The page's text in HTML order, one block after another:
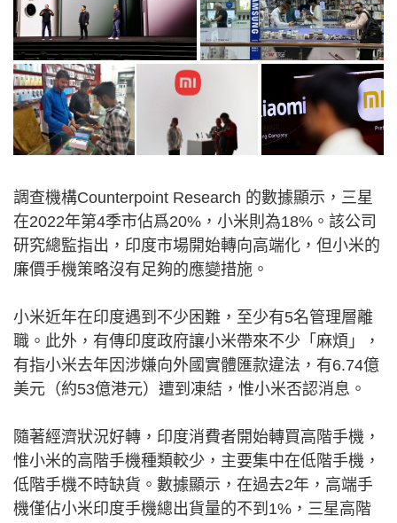
調查機構Counterpoint Research 的數據顯示，三星
在2022年第4季市佔爲20%，小米則為18%。該公司
研究總監指出，印度市場開始轉向高端化，但小米的
廉價手機策略沒有足夠的應變措施。
小米近年在印度遇到不少困難，至少有5名管理層離
職。此外，有傳印度政府讓小米帶來不少「麻煩」，
有指小米去年因涉嫌向外國實體匯款違法，有6.74億
美元（約53億港元）遭到凍結，惟小米否認消息。
隨著經濟狀況好轉，印度消費者開始轉買高階手機，
惟小米的高階手機種類較少，主要集中在低階手機，
低階手機不時缺貨。數據顯示，在過去2年，高端手
機僅佔小米印度手機總出貨量的不到1%，三星高階